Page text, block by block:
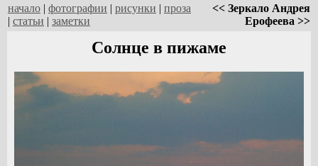
начало | фотографии | рисунки | проза
| статьи | заметки
<< Зеркало Андрея
Ерофеева >>
Солнце в пижаме